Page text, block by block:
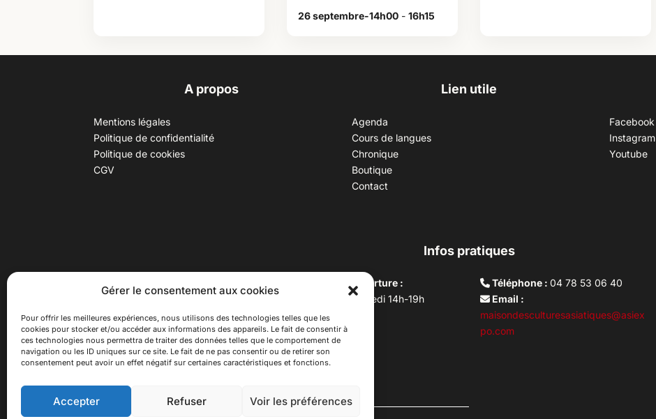
Gérer le consentement aux cookies
Pour offrir les meilleures expériences, nous utilisons des technologies telles que les
cookies pour stocker et/ou accéder aux informations des appareils. Le fait de consentir à
ces technologies nous permettra de traiter des données telles que le comportement de
navigation ou les ID uniques sur ce site. Le fait de ne pas consentir ou de retirer son
consentement peut avoir un effet négatif sur certaines caractéristiques et fonctions.
Accepter Refuser Voir les préférences
26 septembre-14h00 -16h15
A propos
Mentions légales
Politique de confidentialité
Politique de cookies
CGV
Lien utile
Agenda
Cours de langues
Chronique
Boutique
Contact
Facebook
Instagram
Youtube
Infos pratiques
(adresse postale : 62 rue St
Maximin, 69003 Lyon)
à 100 mètres du métro D Monplaisir
Lumière, T3 Dauphiné Lacassagne,
bus C16 Dr Rebatel
Horaires d’ouverture :
Du mardi au vendredi 14h-19h
Samedi 10h –17h
Fermeture lundi
Téléphone :04 78 53 06 40
Email :
maisondesculturesasiatiques@asiex
po.com